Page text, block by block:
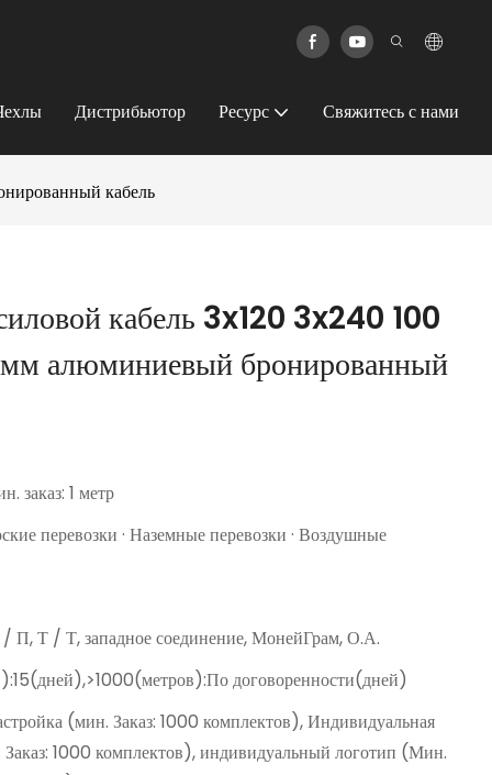
Дистрибьютор Ресурс Свяжитесь с нами
кабель
кабель 3x120 3x240 100
алюминиевый бронированный
заказ: 1 метр
перевозки · Наземные перевозки · Воздушные
Т / Т, западное соединение, МонейГрам, О.А.
договоренности(дней)
(мин. Заказ: 1000 комплектов), Индивидуальная
1000 комплектов), индивидуальный логотип (Мин.